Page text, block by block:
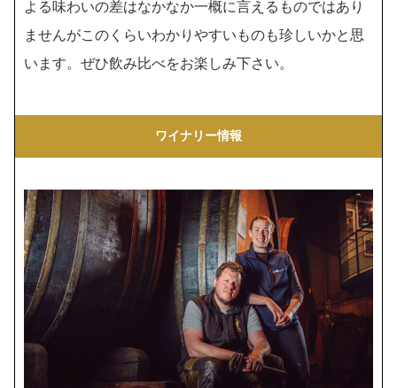
よる味わいの差はなかなか一概に言えるものではあり
ませんがこのくらいわかりやすいものも珍しいかと思
います。ぜひ飲み比べをお楽しみ下さい。
ワイナリー情報